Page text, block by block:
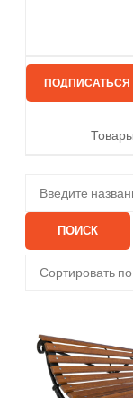
ПОДПИСАТЬСЯ
Товары